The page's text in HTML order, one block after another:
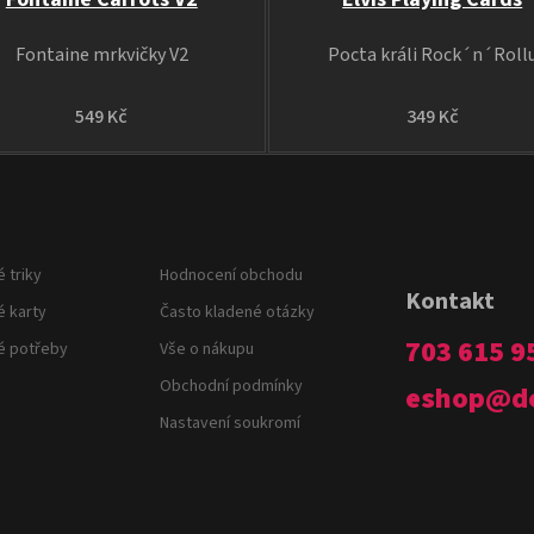
549 Kč
Fontaine mrkvičky V2
349 Kč
Pocta králi
triky
karty
potřeby
Hodnocení obchodu
Často kladené otázky
Vše o nákupu
Obchodní podmínky
Nastavení soukromí
Kontakt
eshop@
703 615